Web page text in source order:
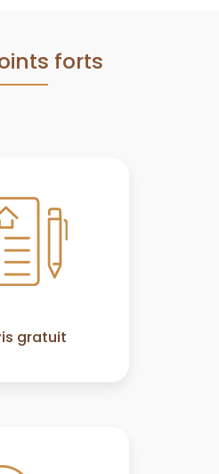
forts
gratuit